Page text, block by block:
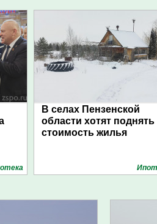
В селах Пензенской
области хотят поднять
стоимость жилья